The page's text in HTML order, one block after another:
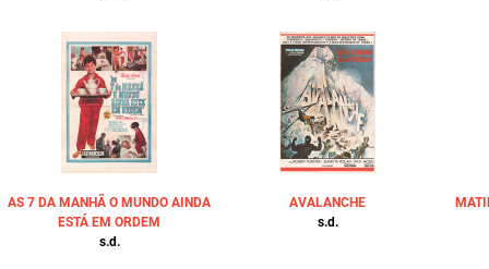
AS 7 DA MANHÃ O MUNDO AINDA
ESTÁ EM ORDEM
s.d.
AVALANCHE
s.d.